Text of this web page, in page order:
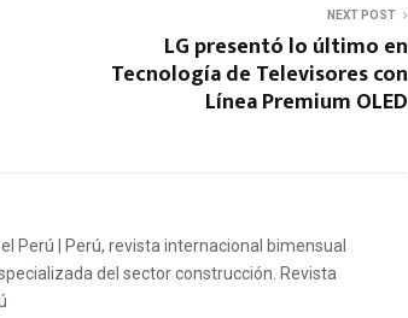
NEXT POST
LG presentó lo último en
Tecnología de Televisores con
Línea Premium OLED
Perú | Perú, revista internacional bimensual
del sector construcción. Revista